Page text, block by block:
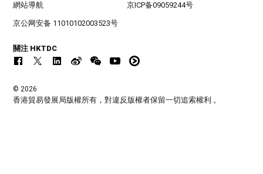
網站導航 京ICP备09059244号
京公网安备 11010102003523号
關注 HKTDC
© 2026
香港貿易發展局版權所有，對違反版權者保留一切追索權利 。